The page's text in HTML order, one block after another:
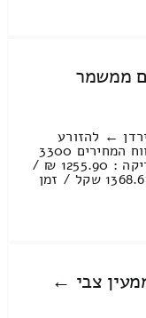
דירה 2 חדרים ממשמר
הירדן ← להזורע
מחיר מחירון: 2706.86 ₪ / אלה שבטווח המחירים 3300
– 2500 ₪ עבודות סבלות , טעינה ופריקה : 1255.90 ₪ /
זמן : 29 דקות 57 שניות מחיר נסיעה 1368.67 שקל / זמן
צבי ←